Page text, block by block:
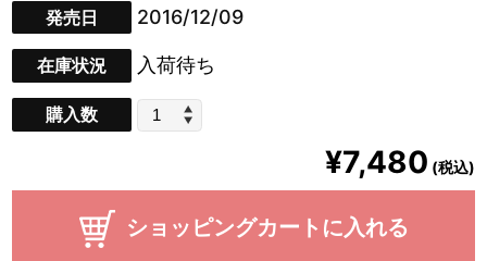
発売日 2016/12/09
在庫状況 入荷待ち
購入数
¥7,480 (税込)
ショッピングカートに入れる